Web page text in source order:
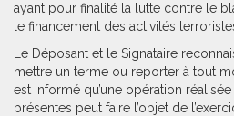
ayant pour finalité la lutte contre le
le financement des activités
Le Déposant et le Signataire
mettre un terme ou reporter à tout
est informé qu’une opération
présentes peut faire l’objet de